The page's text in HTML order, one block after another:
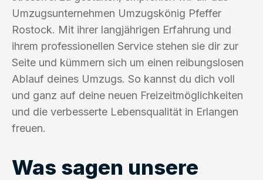
Umzugsunternehmen Umzugskönig Pfeffer
Rostock. Mit ihrer langjährigen Erfahrung und
ihrem professionellen Service stehen sie dir zur
Seite und kümmern sich um einen reibungslosen
Ablauf deines Umzugs. So kannst du dich voll
und ganz auf deine neuen Freizeitmöglichkeiten
und die verbesserte Lebensqualität in Erlangen
freuen.
Was sagen unsere